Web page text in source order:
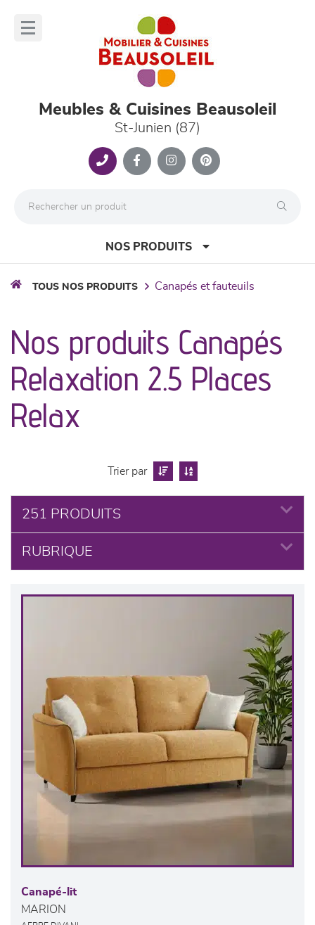
Meubles & Cuisines Beausoleil
St-Junien (87)
NOS PRODUITS
séjours
meubles de complément
cuisine & sur-mesure
décoration
TOUS NOS PRODUITS canapés et fauteuils
Nos produits Canapés
Relaxation 2.5 Places
Relax
Trier par
251 PRODUITS
RUBRIQUE
Canapé-lit
MARION